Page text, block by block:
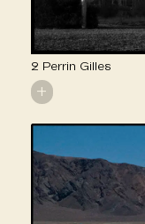
2 Perrin Gilles
+